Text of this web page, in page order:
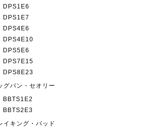
DPS1E6
DPS1E7
DPS4E6
DPS4E10
DPS5E6
DPS7E15
DPS8E23
グバン・セオリー
BBTS1E2
BBTS2E3
イキング・バッド